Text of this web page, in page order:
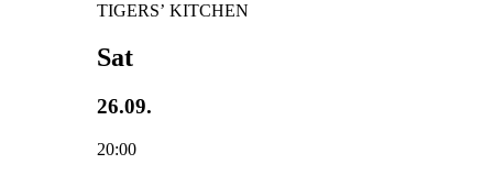
TIGERS’ KITCHEN
Sat
26.09.
20:00